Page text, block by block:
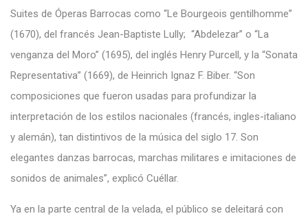
Suites de Óperas Barrocas como “Le Bourgeois gentilhomme”
(1670), del francés Jean-Baptiste Lully; “Abdelezar” o “La
venganza del Moro” (1695), del inglés Henry Purcell, y la “Sonata
Representativa” (1669), de Heinrich Ignaz F. Biber. “Son
composiciones que fueron usadas para profundizar la
interpretación de los estilos nacionales (francés, ingles-italiano
y alemán), tan distintivos de la música del siglo 17. Son
elegantes danzas barrocas, marchas militares e imitaciones de
sonidos de animales”, explicó Cuéllar.
Ya en la parte central de la velada, el público se deleitará con